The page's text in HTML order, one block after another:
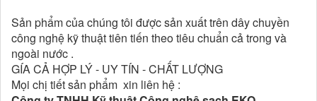
Sản phẩm của chúng tôi được sản xuất trên dây chuyền
công nghệ kỹ thuật tiên tiến theo tiêu chuẩn cả trong và
ngoài nước .
GÍA CẢ HỢP LÝ - UY TÍN - CHẤT LƯỢNG
Mọi chị tiết sản phẩm xin liên hệ :